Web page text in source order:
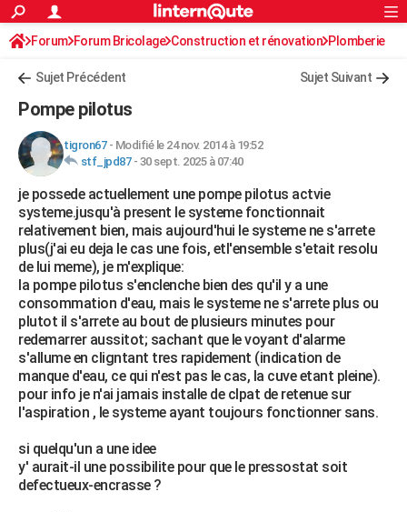
ACTUALITÉS
Politique
Société
Faits Divers
Education
Monde
Villes
+
FINANCE
Retraite
Impôts
Epargne
Immobilier
Risques naturels par ville
Banque
Assurance
Crédit
AUTO
Essais
Réserver un essai
Citadines
Berlines
SUV
Forum auto
+HIGH-TECH
Mobiles
Meilleur smartphone
Internet
Ordinateurs
Jeux vidéo
Guide high-tech
+BRICOLAGE
Forum
Aménagement intérieur
Extérieur
Cuisine
Salle de bains
Jardinage
Rangement
WEEK-END
Guides de France
Escapades
Patrimoine
Expositions
Musées
Week-end nature
LIFESTYLE
Art de vivre
Bien-être
Loisirs
ModeModes de vie
SANTE
Alimentation
Guide de la santé
Maladies
Médicaments
Sommeil
VOYAGE
GUIDES D'ACHAT
Rechercher
S'inscrire
Connexion
Forum Forum Bricolage Construction et rénovation Plomberie
Sujet Précédent Sujet Suivant
Pompe pilotus
tigron67- Modifié le 24 nov. 2014 à 19:52
stf_jpd87- 30 sept. 2025 à 07:40
je possede actuellement une pompe pilotus actvie
systeme.jusqu'à present le systeme fonctionnait
relativement bien, mais aujourd'hui le systeme ne s'arrete
plus(j'ai eu deja le cas une fois, etl'ensemble s'etait resolu
de lui meme), je m'explique:
la pompe pilotus s'enclenche bien des qu'il y a une
consommation d'eau, mais le systeme ne s'arrete plus ou
plutot il s'arrete au bout de plusieurs minutes pour
redemarrer aussitot; sachant que le voyant d'alarme
s'allume en cligntant tres rapidement (indication de
manque d'eau, ce qui n'est pas le cas, la cuve etant pleine).
pour info je n'ai jamais installe de clpat de retenue sur
l'aspiration , le systeme ayant toujours fonctionner sans.
si quelqu'un a une idee
y' aurait-il une possibilite pour que le pressostat soit
defectueux-encrasse ?